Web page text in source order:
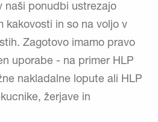
naši ponudbi ustrezajo
kakovosti in so na voljo v
Zagotovo imamo pravo
uporabe - na primer HLP
nakladalne lopute ali HLP
žerjave in